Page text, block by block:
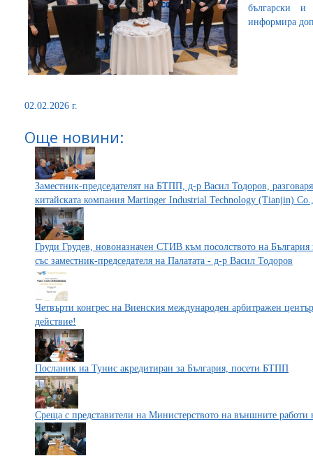
български
информира
02.02.2026 г.
Още новини:
Заместник-председателят на БТПП, д-р Васил Тодоров,
китайската компания Martinger Industrial Technology (Tianjin)
Груди Грудев, новоназначен СТИВ към посолството на
със заместник-председателя на Палатата - д-р Васил Тодоров
Четвърти конгрес на Виенския международен арбитражен
действие!
Посланик на Тунис акредитиран за България, посети БТПП
Среща с представители на Министерството на външните работи